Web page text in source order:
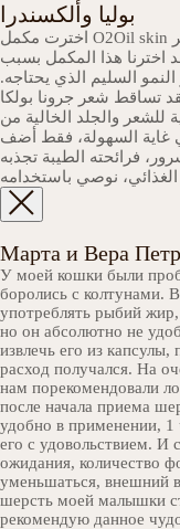
بوليا وألكسندرا
اخترت مكمل O2Oil skin الذي يقوم في أساسه على أوميغا 3 لجرو صغير
لقد اخترنا هذا المكمل بسبب
السليم الذي يحتاجه.
لقد تساقط شعر جرونا بولكا
للشعر والجلد الخالية من
غاية السهولة، فقط أضف
فرائحته الطيبة تجذبه
Марта и Вера
У моей кошки были
боролись с колтунами.
употреблять рыбий жир,
но он абсолютно не
извлечь его из
расход получался. На
нам порекомендовали
после начала приема
удобно в применении, 1
его с удовольствием. И
ожидания, количество
уменьшаться, внешний
шерсть моей малышки
рекомендую данное